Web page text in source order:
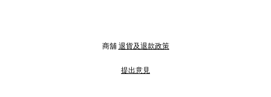
商舖 退貨及退款政策
提出意見